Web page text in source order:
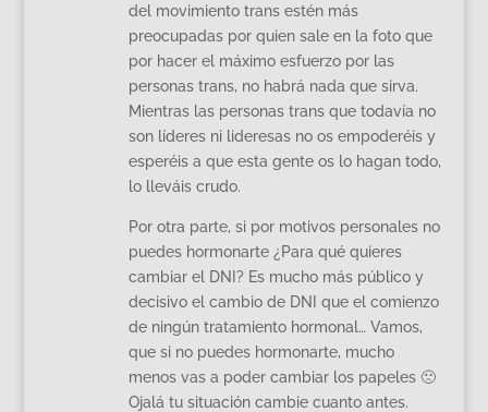
del movimiento trans estén más
preocupadas por quien sale en la foto que
por hacer el máximo esfuerzo por las
personas trans, no habrá nada que sirva.
Mientras las personas trans que todavía no
son líderes ni lideresas no os empoderéis y
esperéis a que esta gente os lo hagan todo,
lo lleváis crudo.
Por otra parte, si por motivos personales no
puedes hormonarte ¿Para qué quieres
cambiar el DNI? Es mucho más público y
decisivo el cambio de DNI que el comienzo
de ningún tratamiento hormonal… Vamos,
que si no puedes hormonarte, mucho
menos vas a poder cambiar los papeles 🙁
Ojalá tu situación cambie cuanto antes.